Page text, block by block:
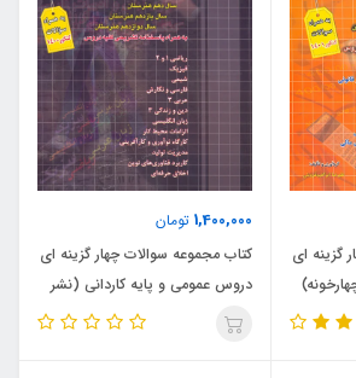
گزینه ای
1,400,000 تومان
کتاب مجموعه سوالات چهار گزینه ای
دروس عمومی و پایه کاردانی (نشر
چهارخونه)